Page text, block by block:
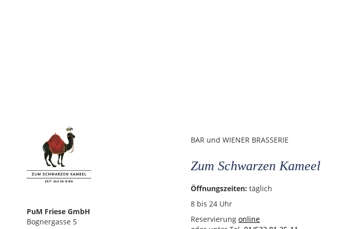
PuM Friese GmbH
Bognergasse 5
BAR und WIENER BRASSERIE
Zum Schwarzen Kameel
Öffnungszeiten: täglich
8 bis 24 Uhr
Reservierung online